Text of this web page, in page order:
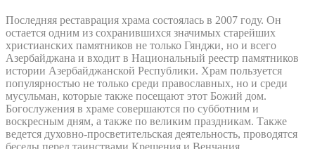
Последняя реставрация храма состоялась в 2007 году. Он
остается одним из сохранившихся значимых старейших
христианских памятников не только Гянджи, но и всего
Азербайджана и входит в Национальный реестр памятников
истории Азербайджанской Республики. Храм пользуется
популярностью не только среди православных, но и среди
мусульман, которые также посещают этот Божий дом.
Богослужения в храме совершаются по субботним и
воскресным дням, а также по великим праздникам. Также
ведется духовно-просветительская деятельность, проводятся
беседы перед таинствами Крещения и Венчания.